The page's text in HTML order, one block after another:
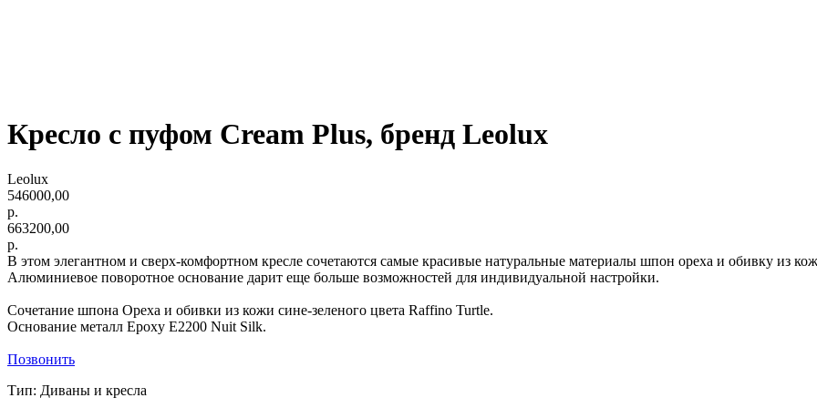
Кресло с пуфом Cream Plus, бренд Leolux
Leolux
546000,00
р.
663200,00
р.
В этом элегантном и сверх-комфортном кресле сочетаются самые красивые натуральные материалы шпон ореха и обивку из
Алюминиевое поворотное основание дарит еще больше возможностей для индивидуальной настройки.
Сочетание шпона Ореха и обивки из кожи сине-зеленого цвета Raffino Turtle.
Основание металл Epoxy E2200 Nuit Silk.
Позвонить
Тип: Диваны и кресла